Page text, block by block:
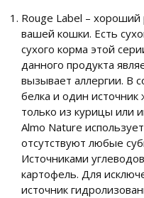
Rouge Label –
вашей кошки. Есть
сухого корма этой
данного продукта
вызывает аллергии. В
белка и один
только из курицы или
Almo Nature
отсутствуют любые
Источниками
картофель. Для
источник